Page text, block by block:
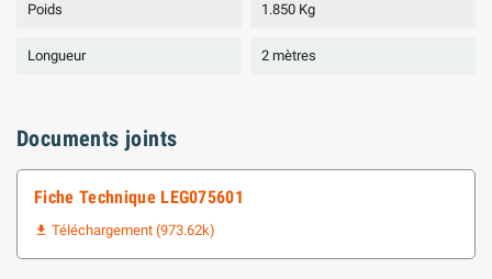
Poids 1.850 Kg
Longueur 2 mètres
Documents joints
Fiche Technique LEG075601
 Téléchargement (973.62k)